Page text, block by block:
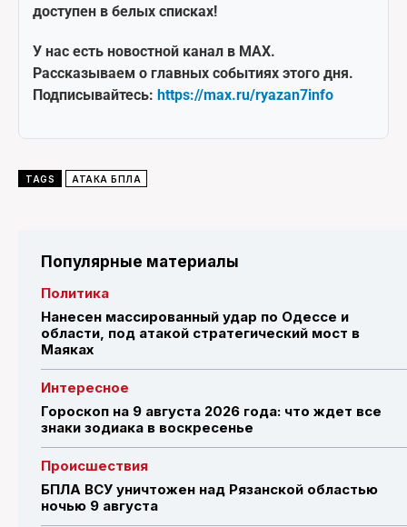
доступен в белых списках!
У нас есть новостной канал в MAX.
Рассказываем о главных событиях этого дня.
Подписывайтесь: https://max.ru/ryazan7info
TAGS АТАКА БПЛА
Популярные материалы
Политика
Нанесен массированный удар по Одессе и
области, под атакой стратегический мост в
Маяках
Интересное
Гороскоп на 9 августа 2026 года: что ждет все
знаки зодиака в воскресенье
Происшествия
БПЛА ВСУ уничтожен над Рязанской областью
ночью 9 августа